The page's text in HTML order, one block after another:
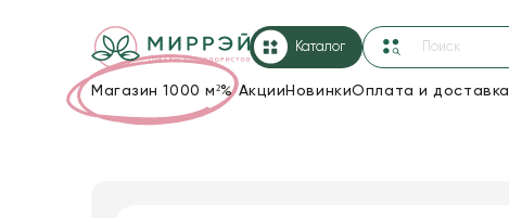
Каталог
Магазин 1000 м²%Акции НовинкиОплата и доставка